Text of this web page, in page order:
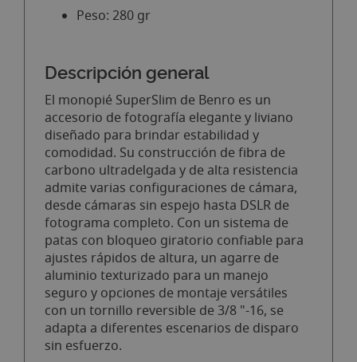
Peso: 280 gr
Descripción general
El monopié SuperSlim de Benro es un
accesorio de fotografía elegante y liviano
diseñado para brindar estabilidad y
comodidad. Su construcción de fibra de
carbono ultradelgada y de alta resistencia
admite varias configuraciones de cámara,
desde cámaras sin espejo hasta DSLR de
fotograma completo. Con un sistema de
patas con bloqueo giratorio confiable para
ajustes rápidos de altura, un agarre de
aluminio texturizado para un manejo
seguro y opciones de montaje versátiles
con un tornillo reversible de 3/8 "-16, se
adapta a diferentes escenarios de disparo
sin esfuerzo.